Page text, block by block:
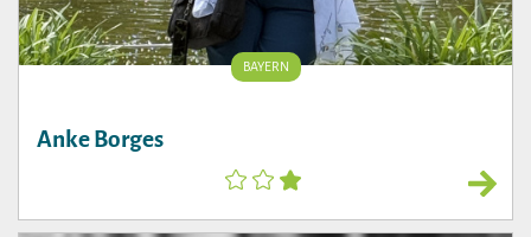
BAYERN
Anke Borges